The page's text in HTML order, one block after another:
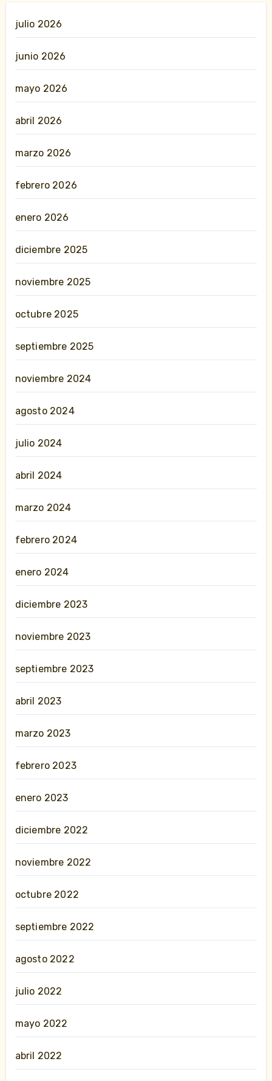
julio 2026
junio 2026
mayo 2026
abril 2026
marzo 2026
febrero 2026
enero 2026
diciembre 2025
noviembre 2025
octubre 2025
septiembre 2025
noviembre 2024
agosto 2024
julio 2024
abril 2024
marzo 2024
febrero 2024
enero 2024
diciembre 2023
noviembre 2023
septiembre 2023
abril 2023
marzo 2023
febrero 2023
enero 2023
diciembre 2022
noviembre 2022
octubre 2022
septiembre 2022
agosto 2022
julio 2022
mayo 2022
abril 2022